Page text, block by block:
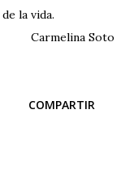
la vida.
Carmelina Soto
COMPARTIR